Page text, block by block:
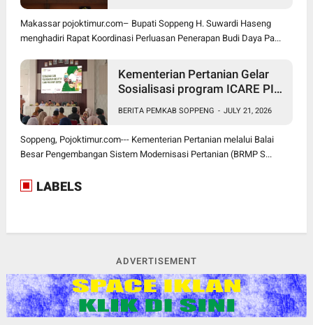
Makassar pojoktimur.com– Bupati Soppeng H. Suwardi Haseng
menghadiri Rapat Koordinasi Perluasan Penerapan Budi Daya Pa...
Kementerian Pertanian Gelar
Sosialisasi program ICARE PIU
BERITA PEMKAB SOPPENG - JULY 21, 2026
Soppeng, Pojoktimur.com--- Kementerian Pertanian melalui Balai
Besar Pengembangan Sistem Modernisasi Pertanian (BRMP S...
LABELS
ADVERTISEMENT